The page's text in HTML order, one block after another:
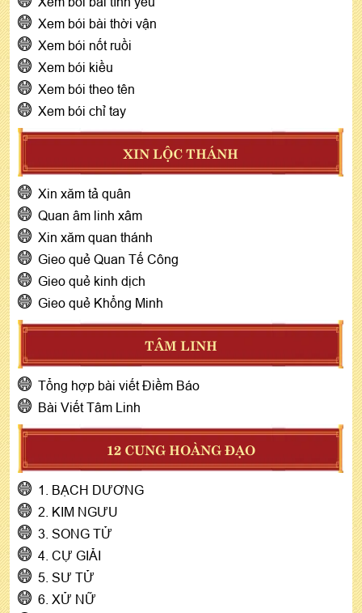
Xem bói bài thời vận
Xem bói nốt ruồi
Xem bói kiều
Xem bói theo tên
Xem bói chỉ tay
XIN LỘC THÁNH
Xin xăm tả quân
Quan âm linh xâm
Xin xăm quan thánh
Gieo quẻ Quan Tế Công
Gieo quẻ kinh dịch
Gieo quẻ Khổng Minh
TÂM LINH
Tổng hợp bài viết Điềm Báo
Bài Viết Tâm Linh
12 CUNG HOÀNG ĐẠO
1. BẠCH DƯƠNG
2. KIM NGƯU
3. SONG TỬ
4. CỰ GIẢI
5. SƯ TỬ
6. XỬ NỮ